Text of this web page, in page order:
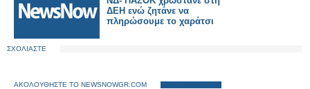
ΔΕΗ ενώ ζητάνε να
πληρώσουμε το χαράτσι
ΣΧΟΛΙΑΣΤΕ
ΑΚΟΛΟΥΘΗΣΤΕ ΤΟ NEWSNOWGR.COM